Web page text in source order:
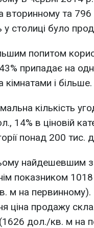
вторинному та
у столиці було
попитом
припадає на
кімнатами і більше.
кількість
14% в ціновій
понад 200 тис.
найдешевшим
показником
м на
ціна продажу
дол./кв. м на